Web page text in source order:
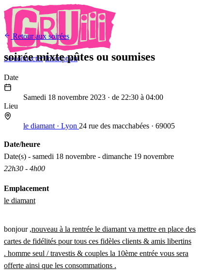
Se connecter Inscription
Retour aux soirées
soirée mixte pûtes ou soumises
Date
Samedi 18 novembre 2023 · de 22:30 à 04:00
Lieu
le diamant · Lyon 24 rue des macchabées · 69005
Date/heure
Date(s) - samedi 18 novembre - dimanche 19 novembre
22h30 - 4h00
Emplacement
le diamant
bonjour ,nouveau à la rentrée le diamant va mettre en place des
cartes de fidélités pour tous ces fidèles clients & amis libertins
. homme seul / travestis & couples la 10ème entrée vous sera
offerte ainsi que les consommations .